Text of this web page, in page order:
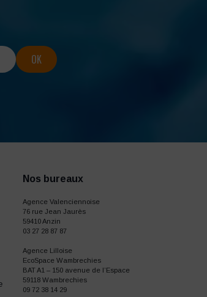
Nos bureaux
Agence Valenciennoise
76 rue Jean Jaurès
59410 Anzin
03 27 28 87 87
Agence Lilloise
EcoSpace Wambrechies
BAT A1 – 150 avenue de l’Espace
59118 Wambrechies
09 72 38 14 29